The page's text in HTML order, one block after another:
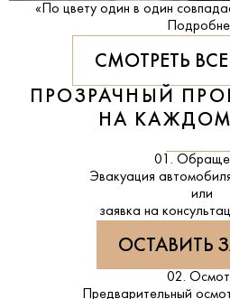
«По цвету один в один
СМОТРЕТЬ
ПРОЗРАЧНЫЙ
НА КАЖДОМ
01.
Эвакуация
или
заявка на
ОСТАВИТЬ
02.
Предварительный